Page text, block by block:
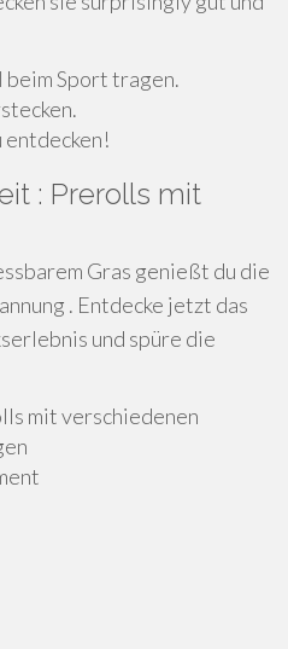
beim Sport tragen.
entdecken!
: Prerolls mit
Gras genießt du die
. Entdecke jetzt das
und spüre die
mit verschiedenen